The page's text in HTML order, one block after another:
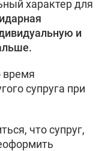
характер для
и
время
супруга при
что супруг,